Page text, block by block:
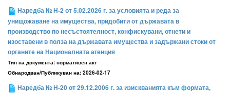
Наредба № Н-2 от 5.02.2026 г. за условията и реда за
унищожаване на имущества, придобити от държавата в
производство по несъстоятелност, конфискувани, отнети и
изоставени в полза на държавата имущества и задържани стоки от
органите на Националната агенция
Тип на документа: нормативен акт
Обнародван/Публикуван на: 2026-02-17
Наредба № Н-20 от 29.12.2006 г. за изискванията към формата,